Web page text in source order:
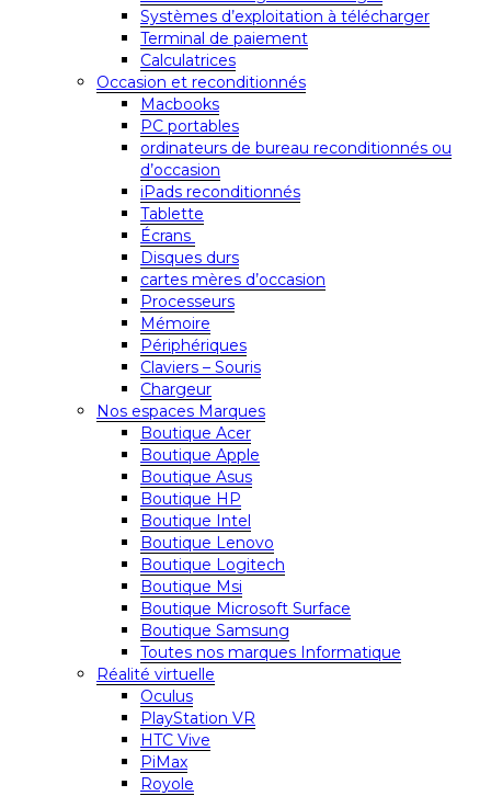
Systèmes d’exploitation à télécharger
Terminal de paiement
Calculatrices
Occasion et reconditionnés
Macbooks
PC portables
ordinateurs de bureau reconditionnés ou
d’occasion
iPads reconditionnés
Tablette
Écrans
Disques durs
cartes mères d’occasion
Processeurs
Mémoire
Périphériques
Claviers – Souris
Chargeur
Nos espaces Marques
Boutique Acer
Boutique Apple
Boutique Asus
Boutique HP
Boutique Intel
Boutique Lenovo
Boutique Logitech
Boutique Msi
Boutique Microsoft Surface
Boutique Samsung
Toutes nos marques Informatique
Réalité virtuelle
Oculus
PlayStation VR
HTC Vive
PiMax
Royole